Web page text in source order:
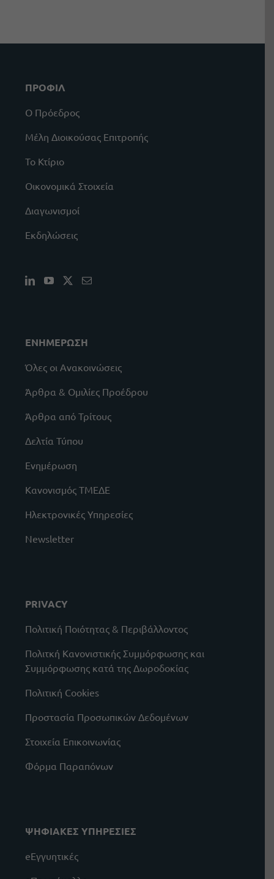
ΠΡΟΦΙΛ
Ο Πρόεδρος
Μέλη Διοικούσας Επιτροπής
Το Κτίριο
Οικονομικά Στοιχεία
Διαγωνισμοί
Εκδηλώσεις
ΕΝΗΜΕΡΩΣΗ
Όλες οι Ανακοινώσεις
Άρθρα & Ομιλίες Προέδρου
Άρθρα από Τρίτους
Δελτία Τύπου
Ενημέρωση
Κανονισμός ΤΜΕΔΕ
Ηλεκτρονικές Υπηρεσίες
Newsletter
PRIVACY
Πολιτική Ποιότητας & Περιβάλλοντος
Πολιτκή Κανονιστικής Συμμόρφωσης και
Συμμόρφωσης κατά της Δωροδοκίας
Πολιτική Cookies
Προστασία Προσωπικών Δεδομένων
Στοιχεία Επικοινωνίας
Φόρμα Παραπόνων
ΨΗΦΙΑΚΕΣ ΥΠΗΡΕΣΙΕΣ
eΕγγυητικές